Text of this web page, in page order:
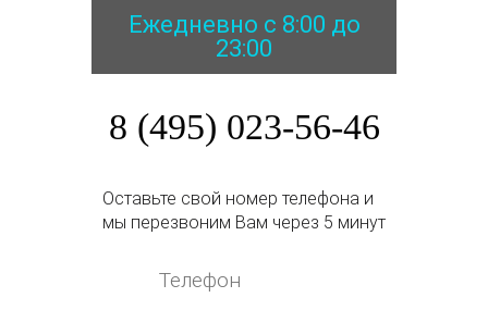
Ежедневно с 8:00 до
23:00
8 (495) 023-56-46
Оставьте свой номер телефона и
мы перезвоним Вам через 5 минут